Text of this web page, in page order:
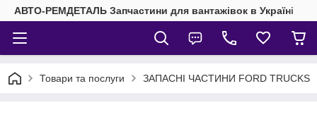
АВТО-РЕМДЕТАЛЬ Запчастини для вантажівок в Україні
Товари та послуги ЗАПАСНІ ЧАСТИНИ FORD TRUCKS